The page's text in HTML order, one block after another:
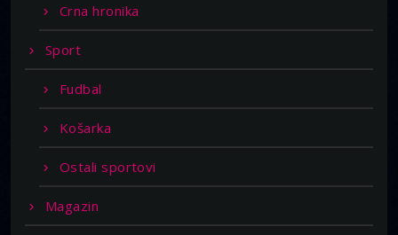
Crna hronika
Sport
Fudbal
Košarka
Ostali sportovi
Magazin